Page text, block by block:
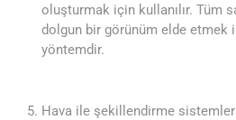
oluşturmak için kullanılır. Tüm
dolgun bir görünüm elde
yöntemdir.
Hava ile şekillendirme